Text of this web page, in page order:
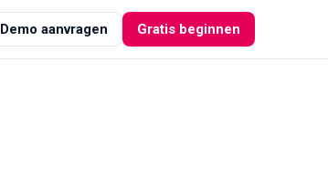
Demo aanvragen Gratis beginnen